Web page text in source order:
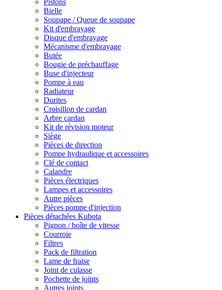
Pistons
Bielle
Soupape / Queue de soupape
Kit d'embrayage
Disque d'embrayage
Mécanisme d'embrayage
Butée
Bougie de préchauffage
Buse d'injecteur
Pompe à eau
Radiateur
Durites
Croisillon de cardan
Arbre cardan
Kit de révision moteur
Siège
Pièces de direction
Pompe hydraulique et accessoires
Clé de contact
Calandre
Pièces électriques
Lampes et accessoires
Autre pièces
Pièces pompe d'injection
Pièces détachées Kubota
Pignon / boîte de vitesse
Courroie
Filtres
Pack de filtration
Lame de fraise
Joint de culasse
Pochette de joints
Autres joints